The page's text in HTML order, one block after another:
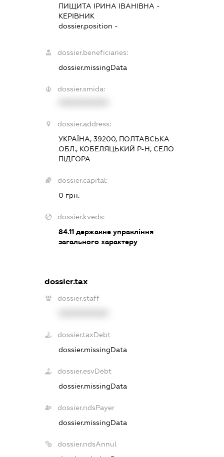
ПИЩИТА ІРИНА ІВАНІВНА -
КЕРІВНИК
dossier.position -
dossier.beneficiaries:
dossier.missingData
dossier.smida:
dossier.address:
УКРАЇНА, 39200, ПОЛТАВСЬКА
ОБЛ., КОБЕЛЯЦЬКИЙ Р-Н, СЕЛО
ПІДГОРА
dossier.capital:
0 грн.
dossier.kveds:
84.11державне управління
загального характеру
dossier.tax
dossier.staff
dossier.taxDebt
dossier.missingData
dossier.esvDebt
dossier.missingData
dossier.ndsPayer
dossier.missingData
dossier.ndsAnnul